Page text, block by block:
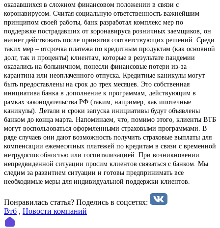
оказавшихся в сложном финансовом положении в связи с
коронавирусом. Считая социальную ответственность важнейшим
принципом своей работы, банк разработал комплекс мер по
поддержке пострадавших от коронавируса розничных заемщиков, он
начнет действовать после принятия соответствующих решений. Среди
таких мер – отсрочка платежа по кредитным продуктам (как основной
долг, так и проценты) клиентам, которые в результате пандемии
оказались на больничном, понесли финансовые потери из-за
карантина или неоплаченного отпуска. Кредитные каникулы могут
быть предоставлены на срок до трех месяцев. Это собственная
инициатива банка в дополнение к программам, действующим в
рамках законодательства РФ (таким, например, как ипотечные
каникулы). Детали и сроки запуска инициативы будут объявлены
банком до конца марта. Напоминаем, что, помимо этого, клиенты ВТБ
могут воспользоваться оформленными страховыми программами. В
ряде случаев они дают возможность получить страховые выплаты для
компенсации ежемесячных платежей по кредитам в связи с временной
нетрудоспособностью или госпитализацией. При возникновении
непредвиденной ситуации просим клиентов связаться с банком. Мы
следим за развитием ситуации и готовы предпринимать все
необходимые меры для индивидуальной поддержки клиентов.
Понравилась статья? Поделиcь в соцсетях:
Втб , Новости компаний